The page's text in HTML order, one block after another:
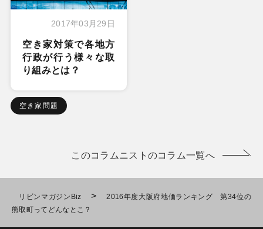
2017年03月29日
空き家対策で各地方
行政が行う様々な取
り組みとは？
空き家問題
このコラムニストのコラム一覧へ
リビンマガジンBiz >
2016年度大阪府地価ランキング 第34位の
熊取町ってどんなとこ？